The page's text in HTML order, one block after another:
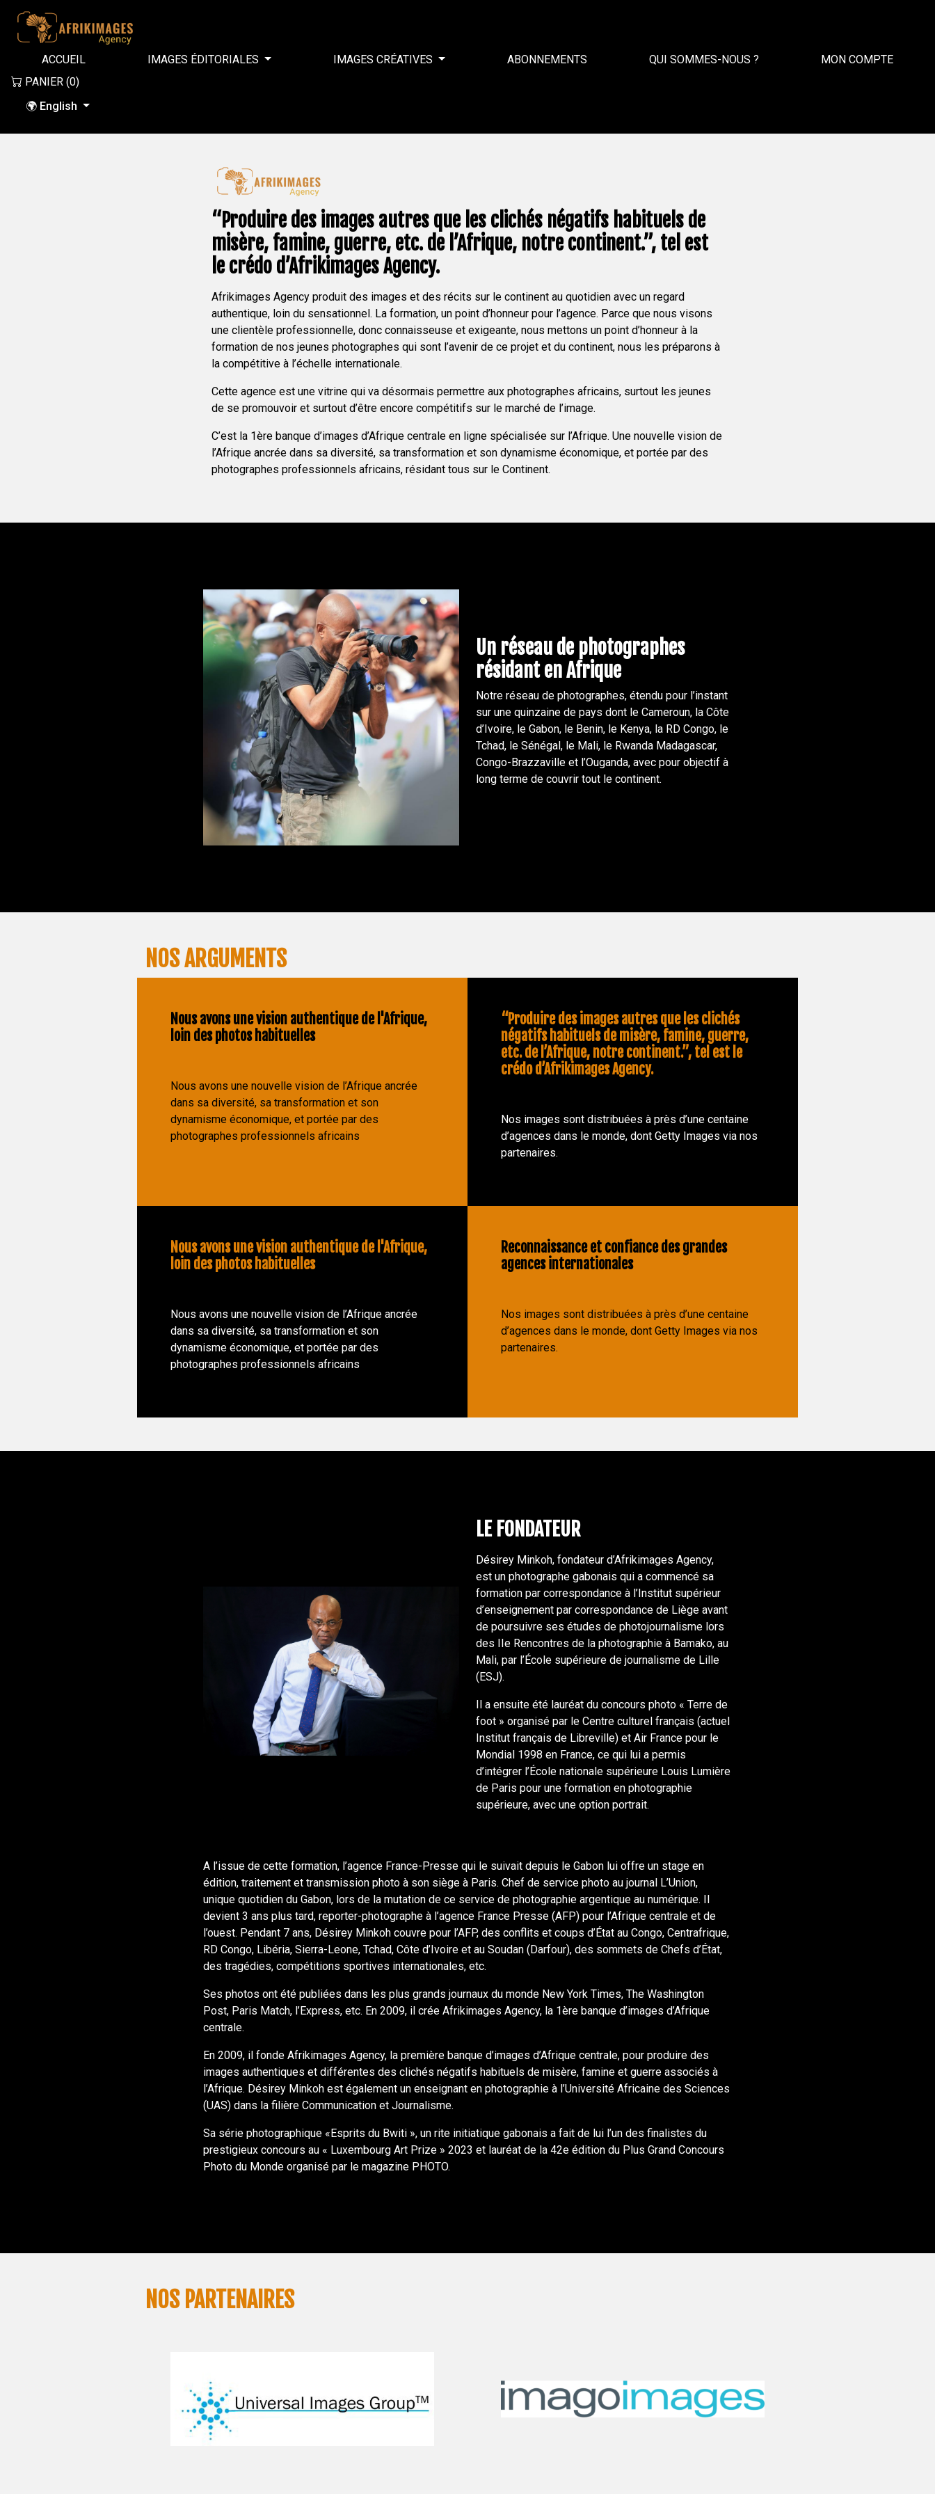
ACCUEIL IMAGES ÉDITORIALES IMAGES CRÉATIVES ABONNEMENTS QUI SOMMES-NOUS ?
MON COMPTE
PANIER (0)
🌍 English
“Produire des images autres que les clichés négatifs habituels de
misère, famine, guerre, etc. de l’Afrique, notre continent.”, tel est
le crédo d’Afrikimages Agency.
Afrikimages Agency produit des images et des récits sur le continent au quotidien avec un regard
authentique, loin du sensationnel. La formation, un point d’honneur pour l’agence. Parce que nous visons
une clientèle professionnelle, donc connaisseuse et exigeante, nous mettons un point d’honneur à la
formation de nos jeunes photographes qui sont l’avenir de ce projet et du continent, nous les préparons à
la compétitive à l’échelle internationale.
Cette agence est une vitrine qui va désormais permettre aux photographes africains, surtout les jeunes
de se promouvoir et surtout d’être encore compétitifs sur le marché de l’image.
C’est la 1ère banque d’images d’Afrique centrale en ligne spécialisée sur l’Afrique. Une nouvelle vision de
l’Afrique ancrée dans sa diversité, sa transformation et son dynamisme économique, et portée par des
photographes professionnels africains, résidant tous sur le Continent.
Un réseau de photographes
résidant en Afrique
Notre réseau de photographes, étendu pour l’instant
sur une quinzaine de pays dont le Cameroun, la Côte
d’Ivoire, le Gabon, le Benin, le Kenya, la RD Congo, le
Tchad, le Sénégal, le Mali, le Rwanda Madagascar,
Congo-Brazzaville et l’Ouganda, avec pour objectif à
long terme de couvrir tout le continent.
NOS ARGUMENTS
Nous avons une vision authentique de l'Afrique,
loin des photos habituelles
Nous avons une nouvelle vision de l’Afrique ancrée
dans sa diversité, sa transformation et son
dynamisme économique, et portée par des
photographes professionnels africains
“Produire des images autres que les clichés
négatifs habituels de misère, famine, guerre,
etc. de l’Afrique, notre continent.”, tel est le
crédo d’Afrikimages Agency.
Nos images sont distribuées à près d’une centaine
d’agences dans le monde, dont Getty Images via nos
partenaires.
Nous avons une vision authentique de l'Afrique,
loin des photos habituelles
Nous avons une nouvelle vision de l’Afrique ancrée
dans sa diversité, sa transformation et son
dynamisme économique, et portée par des
photographes professionnels africains
Reconnaissance et confiance des grandes
agences internationales
Nos images sont distribuées à près d’une centaine
d’agences dans le monde, dont Getty Images via nos
partenaires.
LE FONDATEUR
Désirey Minkoh, fondateur d’Afrikimages Agency,
est un photographe gabonais qui a commencé sa
formation par correspondance à l’Institut supérieur
d’enseignement par correspondance de Liège avant
de poursuivre ses études de photojournalisme lors
des IIe Rencontres de la photographie à Bamako, au
Mali, par l’École supérieure de journalisme de Lille
(ESJ).
Il a ensuite été lauréat du concours photo « Terre de
foot » organisé par le Centre culturel français (actuel
Institut français de Libreville) et Air France pour le
Mondial 1998 en France, ce qui lui a permis
d’intégrer l’École nationale supérieure Louis Lumière
de Paris pour une formation en photographie
supérieure, avec une option portrait.
A l’issue de cette formation, l’agence France-Presse qui le suivait depuis le Gabon lui offre un stage en
édition, traitement et transmission photo à son siège à Paris. Chef de service photo au journal L’Union,
unique quotidien du Gabon, lors de la mutation de ce service de photographie argentique au numérique. Il
devient 3 ans plus tard, reporter-photographe à l’agence France Presse (AFP) pour l’Afrique centrale et de
l’ouest. Pendant 7 ans, Désirey Minkoh couvre pour l’AFP, des conflits et coups d’État au Congo, Centrafrique,
RD Congo, Libéria, Sierra-Leone, Tchad, Côte d’Ivoire et au Soudan (Darfour), des sommets de Chefs d’État,
des tragédies, compétitions sportives internationales, etc.
Ses photos ont été publiées dans les plus grands journaux du monde New York Times, The Washington
Post, Paris Match, l’Express, etc. En 2009, il crée Afrikimages Agency, la 1ère banque d’images d’Afrique
centrale.
En 2009, il fonde Afrikimages Agency, la première banque d’images d’Afrique centrale, pour produire des
images authentiques et différentes des clichés négatifs habituels de misère, famine et guerre associés à
l’Afrique. Désirey Minkoh est également un enseignant en photographie à l’Université Africaine des Sciences
(UAS) dans la filière Communication et Journalisme.
Sa série photographique «Esprits du Bwiti », un rite initiatique gabonais a fait de lui l’un des finalistes du
prestigieux concours au « Luxembourg Art Prize » 2023 et lauréat de la 42e édition du Plus Grand Concours
Photo du Monde organisé par le magazine PHOTO.
NOS PARTENAIRES